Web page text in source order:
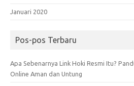
Januari 2020
Pos-pos Terbaru
Apa Sebenarnya Link Hoki Resmi Itu?
Online Aman dan Untung